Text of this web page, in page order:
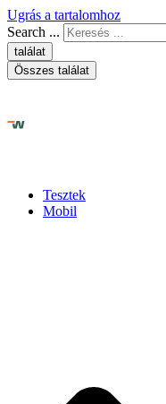
Ugrás a tartalomhoz
Search ...
találat
Összes találat
Tesztek
Mobil